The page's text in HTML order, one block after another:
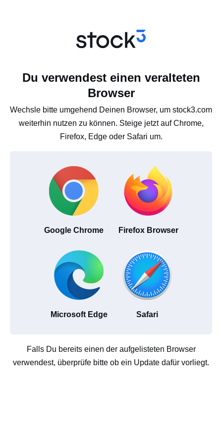
Du verwendest einen veralteten
Browser
Wechsle bitte umgehend Deinen Browser, um stock3.com
weiterhin nutzen zu können. Steige jetzt auf Chrome,
Firefox, Edge oder Safari um.
Google Chrome Firefox Browser
Microsoft Edge Safari
Falls Du bereits einen der aufgelisteten Browser
verwendest, überprüfe bitte ob ein Update dafür vorliegt.